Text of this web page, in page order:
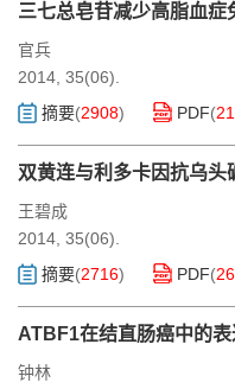
三七总皂苷减少高脂血
官兵
2014, 35(06).
摘要(2908) PDF(
双黄连与利多卡因抗乌
王碧成
2014, 35(06).
摘要(2716) PDF(
ATBF1在结直肠癌中的
钟林